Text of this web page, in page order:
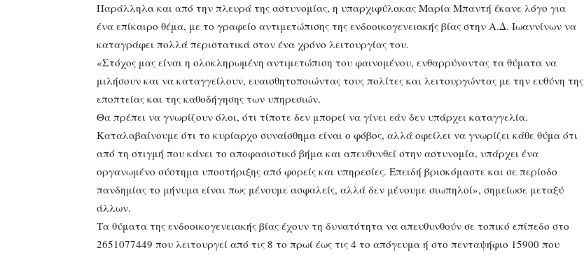
Παράλληλα και από την πλευρά της αστυνομίας, η υπαρχιφύλακας Μαρία Μπαντή έκανε λόγο για
ένα επίκαιρο θέμα, με το γραφείο αντιμετώπισης της ενδοοικογενειακής βίας στην Α.Δ. Ιωαννίνων να
καταγράφει πολλά περιστατικά στον ένα χρόνο λειτουργίας του.
«Στόχος μας είναι η ολοκληρωμένη αντιμετώπιση του φαινομένου, ενθαρρύνοντας τα θύματα να
μιλήσουν και να καταγγείλουν, ευαισθητοποιώντας τους πολίτες και λειτουργώντας με την ευθύνη της
εποπτείας και της καθοδήγησης των υπηρεσιών.
Θα πρέπει να γνωρίζουν όλοι, ότι τίποτε δεν μπορεί να γίνει εάν δεν υπάρχει καταγγελία.
Καταλαβαίνουμε ότι το κυρίαρχο συναίσθημα είναι ο φόβος, αλλά οφείλει να γνωρίζει κάθε θύμα ότι
από τη στιγμή που κάνει το αποφασιστικό βήμα και απευθυνθεί στην αστυνομία, υπάρχει ένα
οργανωμένο σύστημα υποστήριξης από φορείς και υπηρεσίες. Επειδή βρισκόμαστε και σε περίοδο
πανδημίας το μήνυμα είναι πως μένουμε ασφαλείς, αλλά δεν μένουμε σιωπηλοί», σημείωσε μεταξύ
άλλων.
Τα θύματα της ενδοοικογενειακής βίας έχουν τη δυνατότητα να απευθυνθούν σε τοπικό επίπεδο στο
2651077449 που λειτουργεί από τις 8 το πρωί έως τις 4 το απόγευμα ή στο πενταψήφιο 15900 που